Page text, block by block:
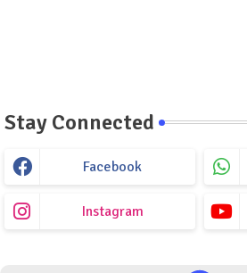
Stay Connected
Facebook
Instagram